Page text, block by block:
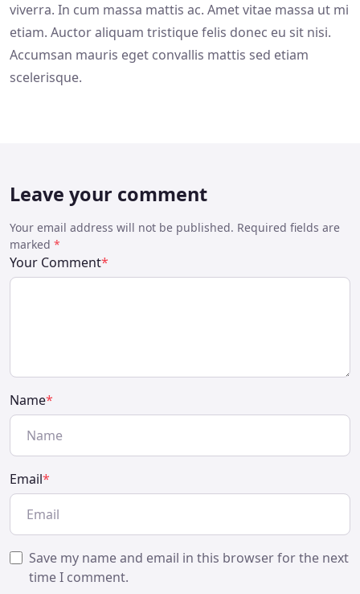
viverra. In cum massa mattis ac. Amet vitae massa ut mi
etiam. Auctor aliquam tristique felis donec eu sit nisi.
Accumsan mauris eget convallis mattis sed etiam
scelerisque.
Leave your comment
Your email address will not be published. Required fields are
marked *
Your Comment*
Name*
Email*
Save my name and email in this browser for the next
time I comment.